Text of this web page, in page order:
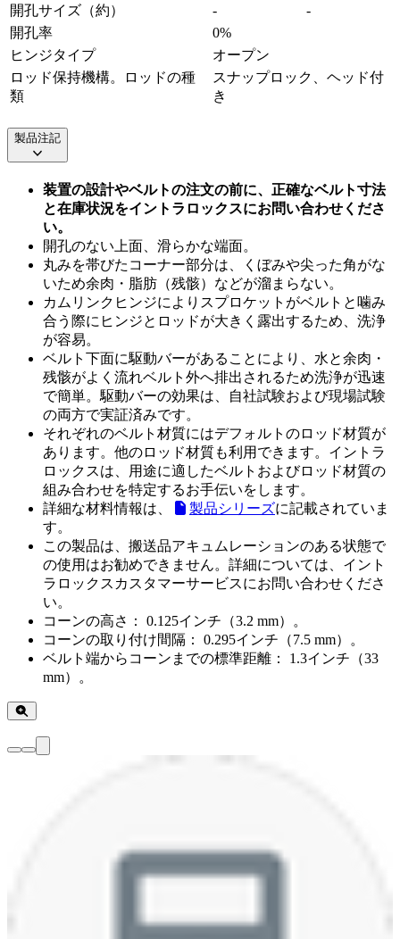
開孔サイズ（約）
-
-
開孔率
0%
ヒンジタイプ
オープン
ロッド保持機構。ロッドの種
類
スナップロック、ヘッド付
き
製品注記
装置の設計やベルトの注文の前に、正確なベルト寸法
と在庫状況をイントラロックスにお問い合わせくださ
い。
開孔のない上面、滑らかな端面。
丸みを帯びたコーナー部分は、くぼみや尖った角がな
いため余肉・脂肪（残骸）などが溜まらない。
カムリンクヒンジによりスプロケットがベルトと噛み
合う際にヒンジとロッドが大きく露出するため、洗浄
が容易。
ベルト下面に駆動バーがあることにより、水と余肉・
残骸がよく流れベルト外へ排出されるため洗浄が迅速
で簡単。駆動バーの効果は、自社試験および現場試験
の両方で実証済みです。
それぞれのベルト材質にはデフォルトのロッド材質が
あります。他のロッド材質も利用できます。イントラ
ロックスは、用途に適したベルトおよびロッド材質の
組み合わせを特定するお手伝いをします。
詳細な材料情報は、
製品シリーズに記載されていま
す。
この製品は、搬送品アキュムレーションのある状態で
の使用はお勧めできません。詳細については、イント
ラロックスカスタマーサービスにお問い合わせくださ
い。
コーンの高さ： 0.125インチ（3.2 mm）。
コーンの取り付け間隔： 0.295インチ（7.5 mm）。
ベルト端からコーンまでの標準距離： 1.3インチ（33
mm）。